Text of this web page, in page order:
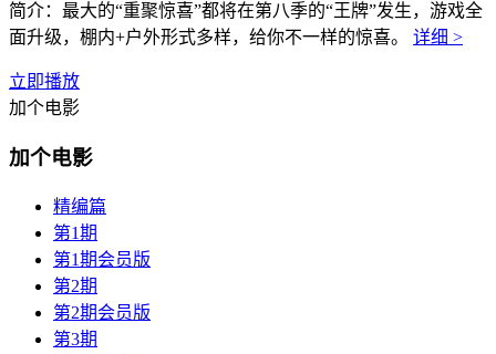
简介： 最大的“重聚惊喜”都将在第八季的“王牌”发生，游戏全
面升级，棚内+户外形式多样，给你不一样的惊喜。 详细 >
立即播放
加个电影
加个电影
精编篇
第1期
第1期会员版
第2期
第2期会员版
第3期